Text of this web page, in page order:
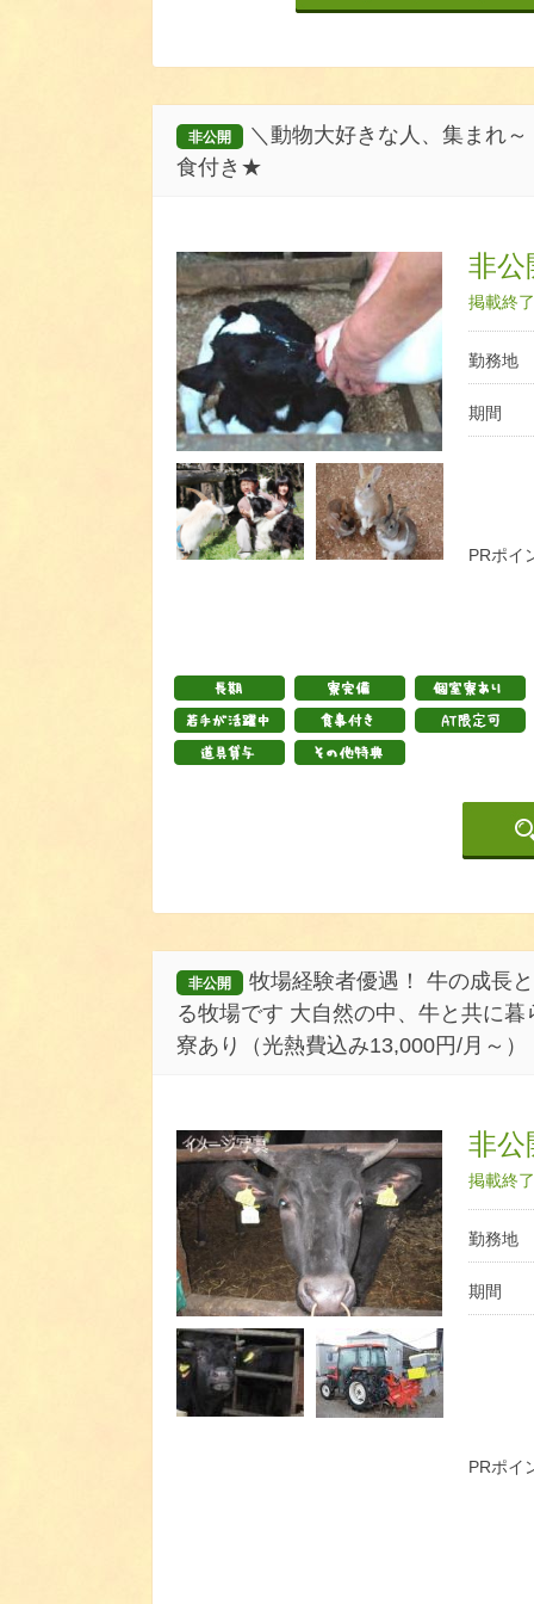
非公開
＼動物大好きな人、集まれ
食付き★
非公
掲載終
勤務地
期間
PRポイ
非公開
牧場経験者優遇！ 牛の成長
る牧場です 大自然の中、牛と共に
寮あり（光熱費込み13,000円/月～）
非公
掲載終
勤務地
期間
PRポイ